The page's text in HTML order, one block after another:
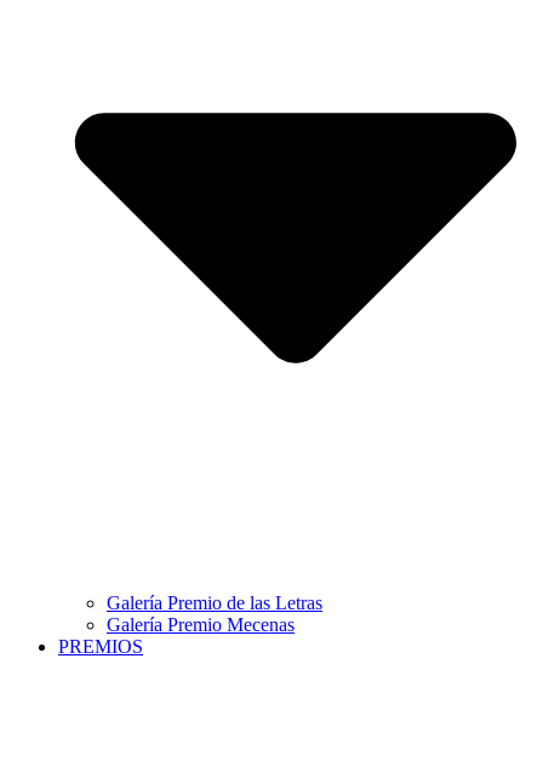
Galería Premio de las Letras
Galería Premio Mecenas
PREMIOS